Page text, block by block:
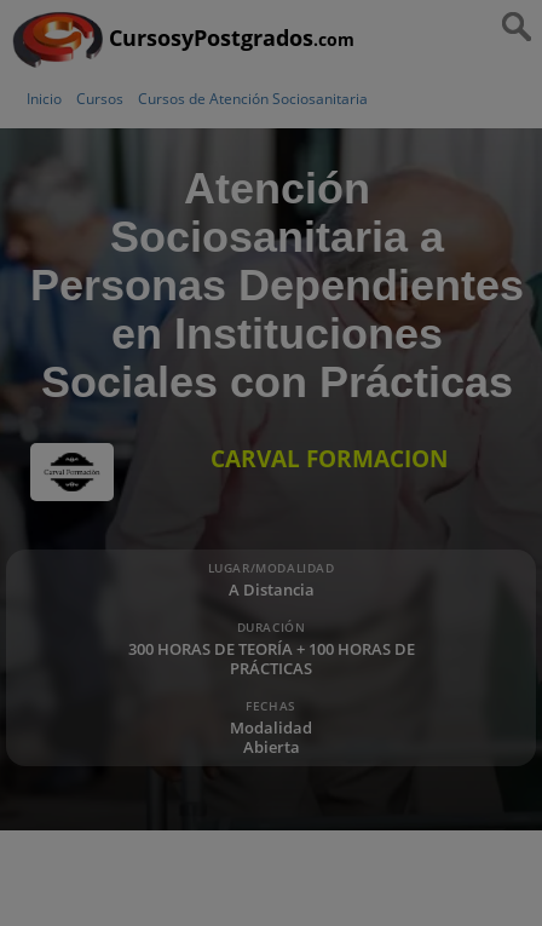
CursosyPostgrados.com
Inicio Cursos Cursos de Atención Sociosanitaria
Atención
Sociosanitaria a
Personas Dependientes
en Instituciones
Sociales con Prácticas
CARVAL FORMACION
LUGAR/MODALIDAD
A Distancia
DURACIÓN
300 HORAS DE TEORÍA + 100 HORAS DE
PRÁCTICAS
FECHAS
Modalidad
Abierta